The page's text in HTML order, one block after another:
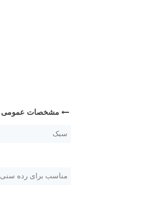
مشخصات عمومی
سبک
مناسب برای رده سنی